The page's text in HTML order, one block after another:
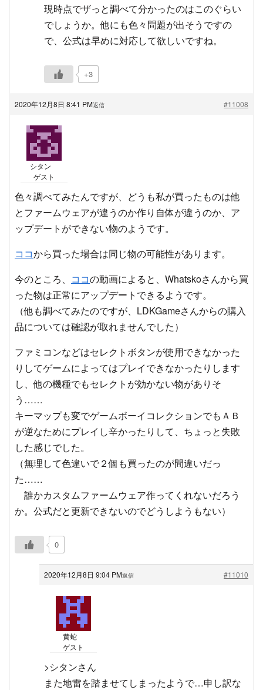
現時点でザっと調べて分かったのはこのぐらい
でしょうか。他にも色々問題が出そうですの
で、公式は早めに対応して欲しいですね。
+3
2020年12月8日 8:41 PM #11008
返信
シタン
ゲスト
色々調べてみたんですが、どうも私が買ったものは他
とファームウェアが違うのか作り自体が違うのか、ア
ップデートができない物のようです。
ココから買った場合は同じ物の可能性があります。
今のところ、 ココの動画によると、Whatskoさんから買
った物は正常にアップデートできるようです。
（他も調べてみたのですが、LDKGameさんからの購入
品については確認が取れませんでした）
ファミコンなどはセレクトボタンが使用できなかった
りしてゲームによってはプレイできなかったりします
し、他の機種でもセレクトが効かない物がありそ
う……
キーマップも変でゲームボーイコレクションでもＡＢ
が逆なためにプレイし辛かったりして、ちょっと失敗
した感じでした。
（無理して色違いで２個も買ったのが間違いだっ
た……
誰かカスタムファームウェア作ってくれないだろう
か。公式だと更新できないのでどうしようもない）
0
2020年12月8日 9:04 PM #11010
返信
黄蛇
ゲスト
>シタンさん
また地雷を踏ませてしまったようで…申し訳な